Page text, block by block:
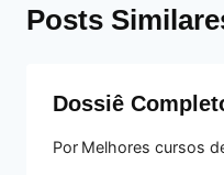
Posts
Dossiê
Por Melhores cursos